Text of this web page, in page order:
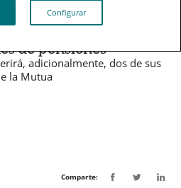
una alianza en
de pensiones
adicionalmente, dos de sus
la Mutua
Comparte:
Configurar